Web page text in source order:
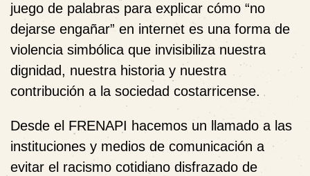
juego de palabras para explicar cómo “no
dejarse engañar” en internet es una forma de
violencia simbólica que invisibiliza nuestra
dignidad, nuestra historia y nuestra
contribución a la sociedad costarricense.
Desde el FRENAPI hacemos un llamado a las
instituciones y medios de comunicación a
evitar el racismo cotidiano disfrazado de